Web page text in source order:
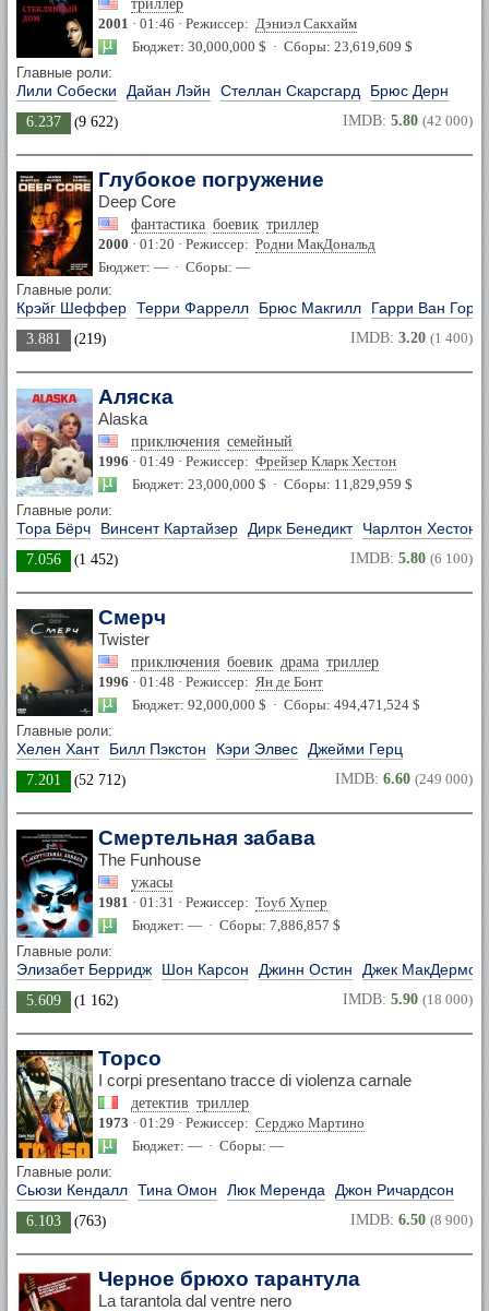
триллер
2001 · 01:46 · Режиссер: Дэниэл Сакхайм
Бюджет: 30,000,000 $ · Сборы: 23,619,609 $
Главные роли:
Лили Собески Дайан Лэйн Стеллан Скарсгард Брюс Дерн
6.237 (9 622) IMDB: 5.80 (42 000)
Глубокое погружение
Deep Core
фантастика боевик триллер
2000 · 01:20 · Режиссер: Родни МакДональд
Бюджет: — · Сборы: —
Главные роли:
Крэйг Шеффер Терри Фаррелл Брюс Макгилл Гарри Ван
3.881 (219) IMDB: 3.20 (1 400)
Аляска
Alaska
приключения семейный
1996 · 01:49 · Режиссер: Фрейзер Кларк Хестон
Бюджет: 23,000,000 $ · Сборы: 11,829,959 $
Главные роли:
Тора Бёрч Винсент Картайзер Дирк Бенедикт Чарлтон Хестон
7.056 (1 452) IMDB: 5.80 (6 100)
Смерч
Twister
приключения боевик драма триллер
1996 · 01:48 · Режиссер: Ян де Бонт
Бюджет: 92,000,000 $ · Сборы: 494,471,524 $
Главные роли:
Хелен Хант Билл Пэкстон Кэри Элвес Джейми Герц
7.201 (52 712) IMDB: 6.60 (249 000)
Смертельная забава
The Funhouse
ужасы
1981 · 01:31 · Режиссер: Тоуб Хупер
Бюджет: — · Сборы: 7,886,857 $
Главные роли:
Элизабет Берридж Шон Карсон Джинн Остин Джек МакДермотт
5.609 (1 162) IMDB: 5.90 (18 000)
Торсо
I corpi presentano tracce di violenza carnale
детектив триллер
1973 · 01:29 · Режиссер: Серджо Мартино
Бюджет: — · Сборы: —
Главные роли:
Сьюзи Кендалл Тина Омон Люк Меренда Джон Ричардсон
6.103 (763) IMDB: 6.50 (8 900)
Черное брюхо тарантула
La tarantola dal ventre nero